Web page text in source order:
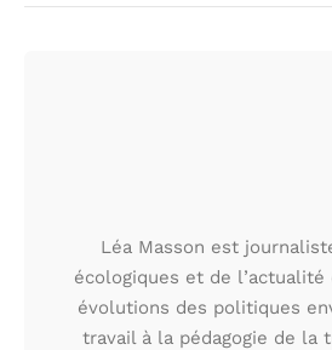
Léa Masson est
écologiques et de
évolutions des politiques
travail à la pédagogie de la